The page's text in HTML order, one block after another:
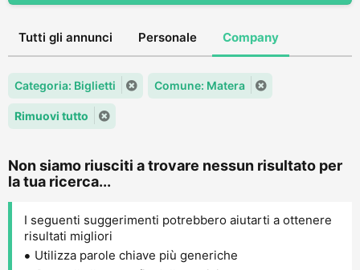
Tutti gli annunci Personale Company
Categoria: Biglietti Comune: Matera
Rimuovi tutto
Non siamo riusciti a trovare nessun risultato per
la tua ricerca...
I seguenti suggerimenti potrebbero aiutarti a ottenere
risultati migliori
Utilizza parole chiave più generiche